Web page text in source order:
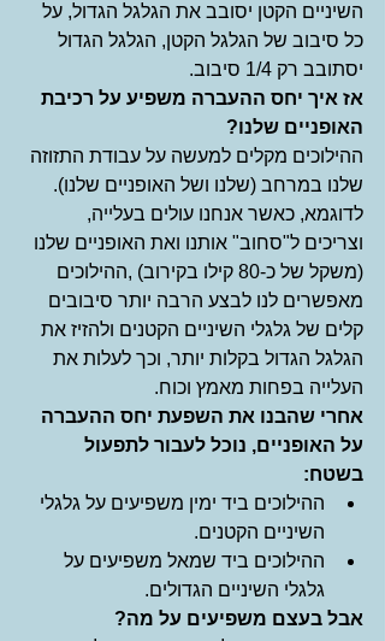
השיניים הקטן יסובב את הגלגל הגדול, על
כל סיבוב של הגלגל הקטן, הגלגל הגדול
יסתובב רק 1/4 סיבוב.
אז איך יחס ההעברה משפיע על רכיבת
האופניים שלנו?
ההילוכים מקלים למעשה על עבודת התזוזה
שלנו במרחב (שלנו ושל האופניים שלנו).
לדוגמא, כאשר אנחנו עולים בעלייה,
וצריכים ל"סחוב" אותנו ואת האופניים שלנו
(משקל של כ-80 קילו בקירוב) ,ההילוכים
מאפשרים לנו לבצע הרבה יותר סיבובים
קלים של גלגלי השיניים הקטנים ולהזיז את
הגלגל הגדול בקלות יותר, וכך לעלות את
העלייה בפחות מאמץ וכוח.
אחרי שהבנו את השפעת יחס ההעברה
על האופניים, נוכל לעבור לתפעול
בשטח:
ההילוכים ביד ימין משפיעים על גלגלי
השיניים הקטנים.
ההילוכים ביד שמאל משפיעים על
גלגלי השיניים הגדולים.
אבל בעצם משפיעים על מה?